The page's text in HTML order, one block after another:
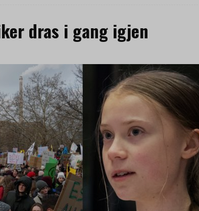
dras i gang igjen